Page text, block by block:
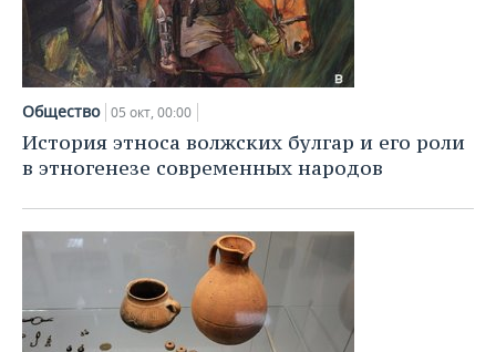
Общество 05 окт, 00:00
История этноса волжских булгар и его роли
в этногенезе современных народов